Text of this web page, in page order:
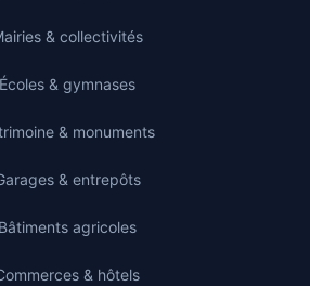
& collectivités
Écoles & gymnases
& monuments
& entrepôts
Bâtiments agricoles
& hôtels